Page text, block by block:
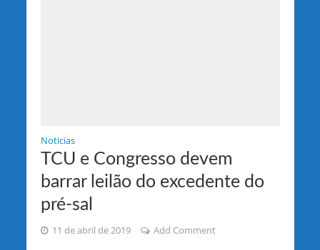
Noticias
TCU e Congresso devem
barrar leilão do excedente do
pré-sal
11 de abril de 2019 Add Comment